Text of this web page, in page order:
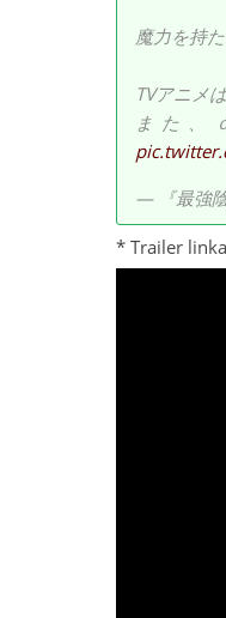
魔力を持
TVアニメ
また、
— 『最強
* Trailer